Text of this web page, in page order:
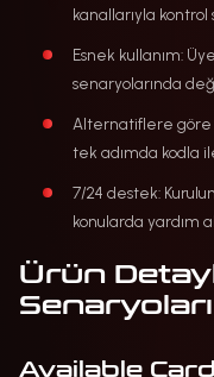
kanallarıyla kontrol
Esnek kullanım:
senaryolarında
Alternatiflere göre
tek adımda kodla
7/24 destek:
konularda yardım
Ürün
Senaryoları
Available